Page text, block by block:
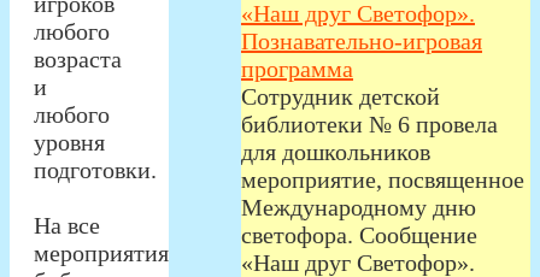
любого
возраста
и
любого
уровня
подготовки.
На все
мероприятия
«Наш друг Светофор».
Познавательно-игровая
программа
Сотрудник детской
библиотеки № 6 провела
для дошкольников
мероприятие, посвященное
Международному дню
светофора. Сообщение
«Наш друг Светофор».